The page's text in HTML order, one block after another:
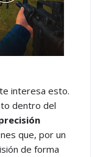
interesa esto.
dentro del
que, por un
de forma